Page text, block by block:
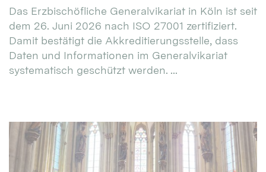
Das Erzbischöfliche Generalvikariat in Köln ist seit
dem 26. Juni 2026 nach ISO 27001 zertifiziert.
Damit bestätigt die Akkreditierungsstelle, dass
Daten und Informationen im Generalvikariat
systematisch geschützt werden. ...